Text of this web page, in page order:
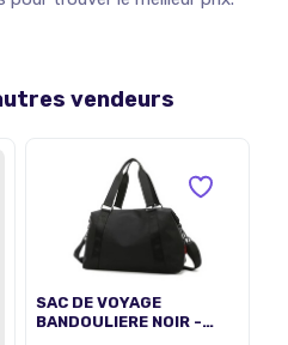
vendeurs
SAC DE VOYAGE
BANDOULIERE NOIR -